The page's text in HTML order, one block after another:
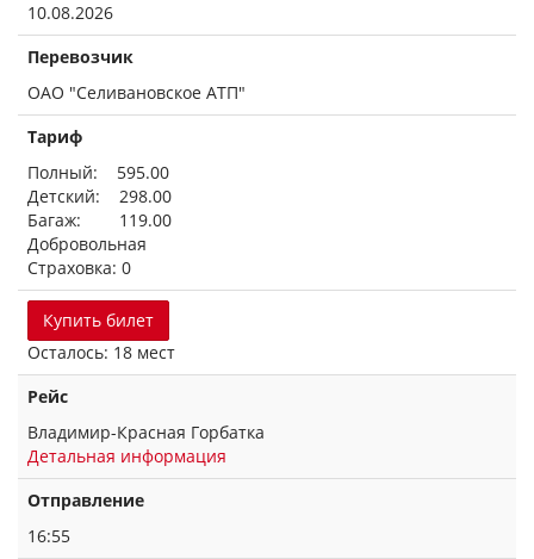
10.08.2026
Перевозчик
ОАО "Селивановское АТП"
Тариф
Полный: 595.00
Детский: 298.00
Багаж: 119.00
Добровольная
Страховка: 0
Купить билет
Осталось: 18 мест
Рейс
Владимир-Красная Горбатка
Детальная информация
Отправление
16:55